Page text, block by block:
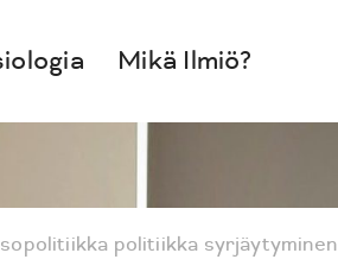
Mikä Ilmiö?
politiikka syrjäytyminen